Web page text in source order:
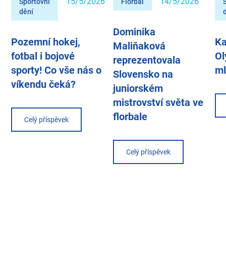
dění
Pozemní hokej,
fotbal i bojové
sporty! Co vše nás o
víkendu čeká?
Celý příspěvek
Dominika
Maliňaková
reprezentovala
Slovensko na
juniorském
mistrovství světa ve
florbale
Celý příspěvek